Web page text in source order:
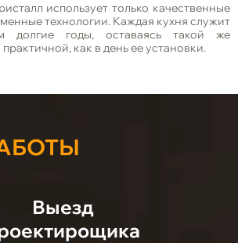
использует только качественные
технологии. Каждая кухня служит
долгие годы, оставаясь такой же
как в день ее установки.
Выезд